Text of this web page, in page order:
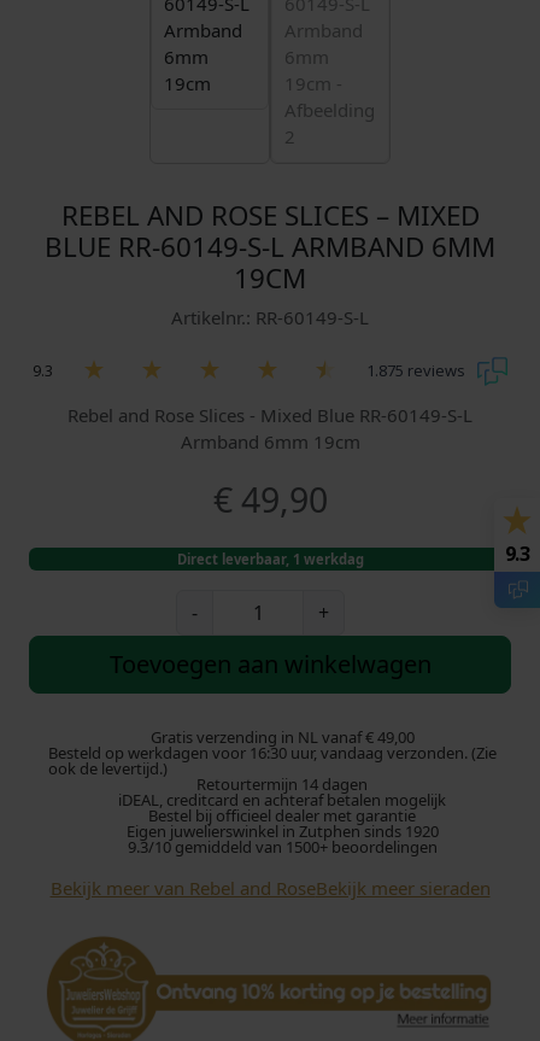
REBEL AND ROSE SLICES – MIXED
BLUE RR-60149-S-L ARMBAND 6MM
19CM
Artikelnr.: RR-60149-S-L
9.3 1.875 reviews
Rebel and Rose Slices - Mixed Blue RR-60149-S-L
Armband 6mm 19cm
€49,90
Direct leverbaar, 1 werkdag
-
b
a
n
R
o
e
i
c
+
Toevoegen aan winkelwagen
Gratis verzending in NL vanaf € 49,00
Besteld op werkdagen voor 16:30 uur, vandaag verzonden. (Zie
ook de levertijd.)
Retourtermijn 14 dagen
iDEAL, creditcard en achteraf betalen mogelijk
Bestel bij officieel dealer met garantie
Eigen juwelierswinkel in Zutphen sinds 1920
9.3/10 gemiddeld van 1500+ beoordelingen
Bekijk meer van Rebel and RoseBekijk meer sieraden
9.3